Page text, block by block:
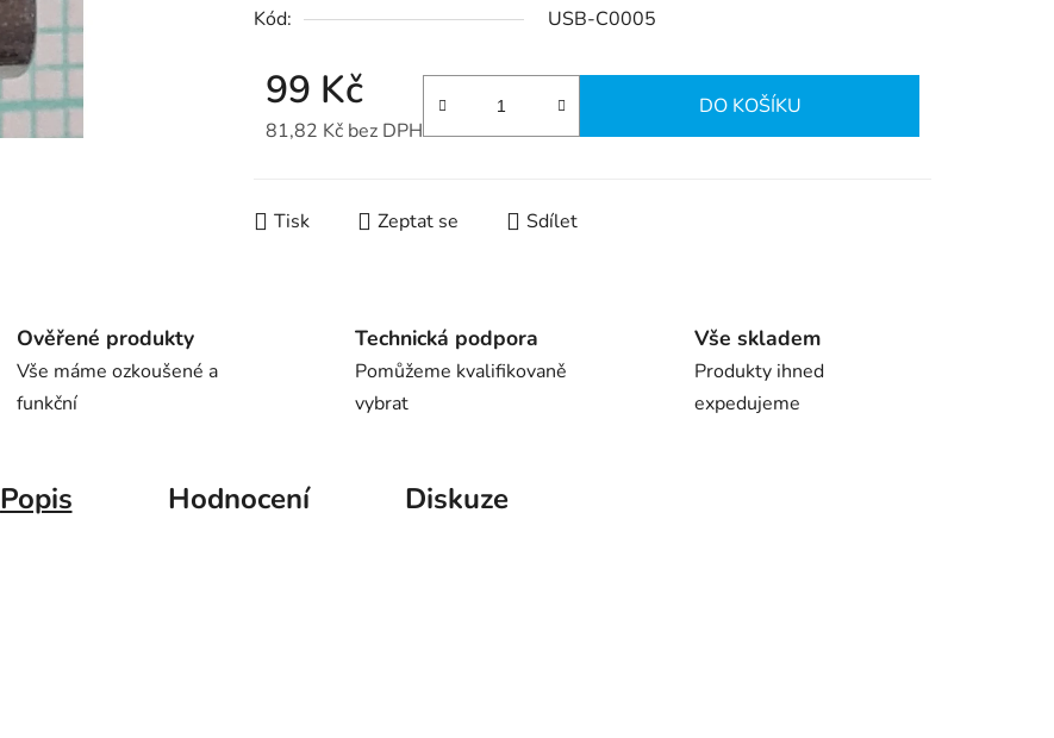
Kód:
USB-C0005
99 Kč
81,82 Kč bez DPH
DO KOŠÍKU
Tisk Zeptat se Sdílet
Ověřené produkty
Vše máme ozkoušené a
funkční
Technická podpora
Pomůžeme kvalifikovaně
vybrat
Vše skladem
Produkty ihned
expedujeme
Popis Hodnocení Diskuze